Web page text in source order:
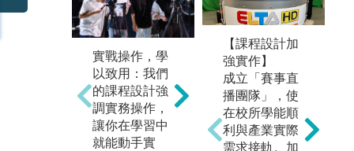
實戰操作，學
以致用：我們
的課程設計強
調實務操作，
讓你在學習中
就能動手實
全員實習，職
【課程設計加
強實作】
成立「賽事直
播團隊」，使
在校所學能順
利與產業實際
需求接軌。加